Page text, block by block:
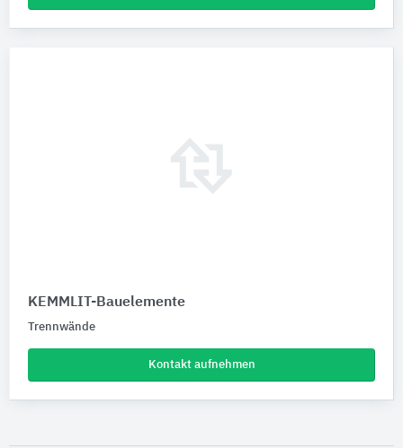
KEMMLIT-Bauelemente
Trennwände
Kontakt aufnehmen